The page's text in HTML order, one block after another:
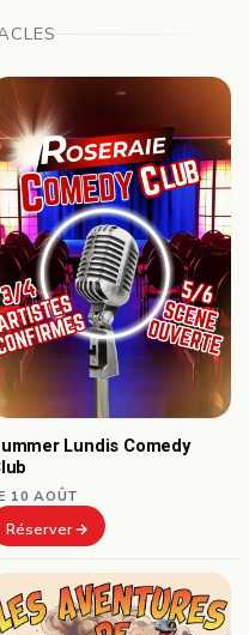
Lundis Comedy
10 AOÛT
Réserver